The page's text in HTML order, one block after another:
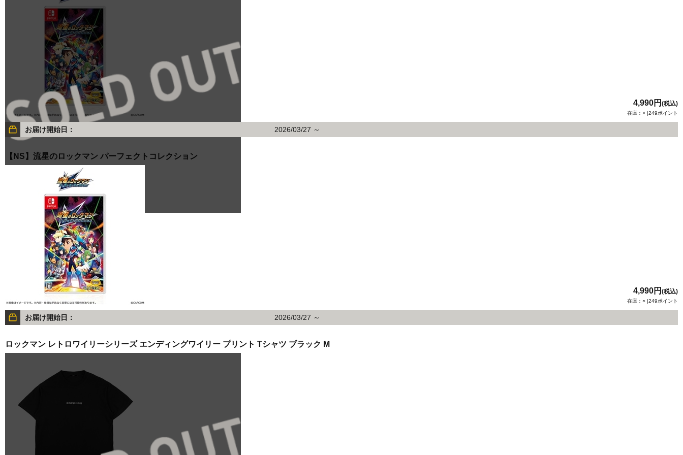
4,990円 (税込)
在庫：× |249ポイント
お届け開始日： 2026/03/27 ～
【NS】流星のロックマン パーフェクトコレクション
4,990円 (税込)
在庫：○ |249ポイント
お届け開始日： 2026/03/27 ～
ロックマン レトロワイリーシリーズ エンディングワイリー プリント Tシャツ ブラック M